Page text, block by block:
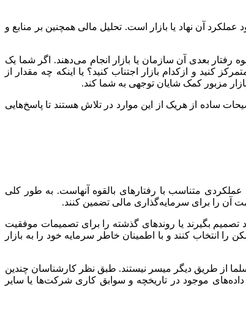
آن نهاد یا بازار است. تحلیل مالی همچنین بر منابع و
بعدی آن سازمان یا بازار انجام می‌دهند. اگر شما یک
کنید و ازکدام بازار اجتناب کنید؟ یا اینکه چه مقدار از
مزبور کمک شایان توجهی به شما کند.
ساده از هریک از این موارد در تلاش هستند تا پاسخ‌هایی
عملکردی متناسب با رفتارهای بالقوه آنهاست. به طور کلی
آن را برای سرمایه‌گذاری مالی تضمین کنند.
تصمیم بگیرند یا روندهای گذشته را برای تصمیمات موفقیت
انتخاب کنند و با اطمینان خاطر سرمایه خود را به بازار
از طریق دیگر میسر نیستند. طبق نظر کارشناسان چندین
موجود در تاریخچه و سوابق کاری شرکت‌ها یا سایر